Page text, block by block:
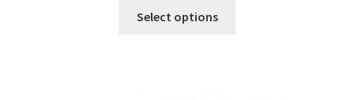
Select options